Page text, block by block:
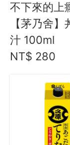
關於
關於愛飯團
聯絡我們
合作與廣告
媒體推薦與
隱私保護
不下來的上
【茅乃舍】
汁 100ml
NT$ 280